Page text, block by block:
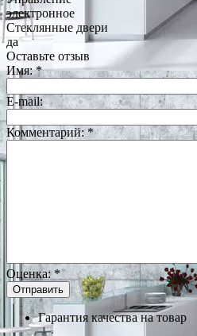
электронное
Стеклянные двери
да
Оставьте отзыв
Имя:*
E-mail:
Комментарий: *
Оценка:*
Гарантия качества на товар